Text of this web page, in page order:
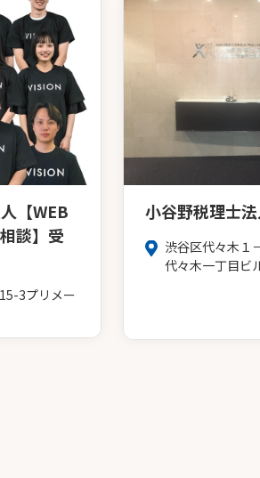
【WEB
談】受
3プリメー
小谷野税理士
渋谷区代々木１
代々木一丁目ビ